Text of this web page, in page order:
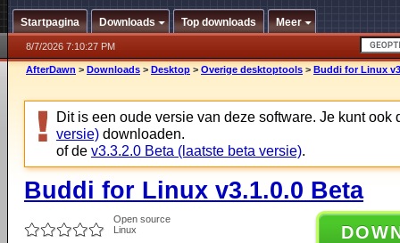
Startpagina Downloads Top downloads Meer
8/7/2026 7:10:27 PM
AfterDawn > Downloads > Desktop > Overige desktoptools > Buddi for Linux
Dit is een oude versie van deze software. Je kunt ook
versie) downloaden.
of de v3.3.2.0 Beta (laatste beta versie).
Buddi for Linux v3.1.0.0 Beta
Open source
Linux